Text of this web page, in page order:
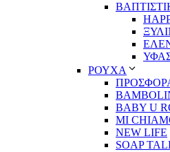
ΡΟΥΧΑ
BABY U
MI
NEW LIFE
SOAP